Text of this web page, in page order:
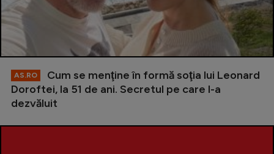
AS.RO
Cum se menţine în formă soţia lui Leonard
Doroftei, la 51 de ani. Secretul pe care l-a
dezvăluit